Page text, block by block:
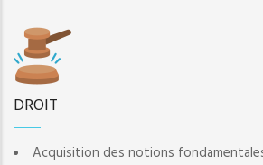
DROIT
Acquisition des notions